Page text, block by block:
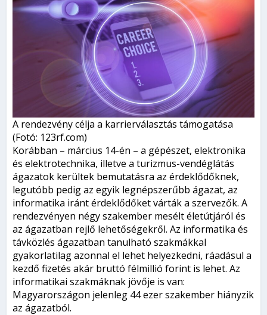
A rendezvény célja a karrierválasztás támogatása
(Fotó: 123rf.com)
Korábban – március 14-én – a gépészet, elektronika
és elektrotechnika, illetve a turizmus-vendéglátás
ágazatok kerültek bemutatásra az érdeklődőknek,
legutóbb pedig az egyik legnépszerűbb ágazat, az
informatika iránt érdeklődőket várták a szervezők. A
rendezvényen négy szakember mesélt életútjáról és
az ágazatban rejlő lehetőségekről. Az informatika és
távközlés ágazatban tanulható szakmákkal
gyakorlatilag azonnal el lehet helyezkedni, ráadásul a
kezdő fizetés akár bruttó félmillió forint is lehet. Az
informatikai szakmáknak jövője is van:
Magyarországon jelenleg 44 ezer szakember hiányzik
az ágazatból.